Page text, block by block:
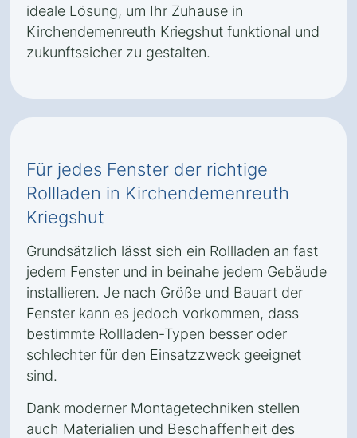
ideale Lösung, um Ihr Zuhause in
Kirchendemenreuth Kriegshut funktional und
zukunftssicher zu gestalten.
Für jedes Fenster der richtige
Rollladen in Kirchendemenreuth
Kriegshut
Grundsätzlich lässt sich ein Rollladen an fast
jedem Fenster und in beinahe jedem Gebäude
installieren. Je nach Größe und Bauart der
Fenster kann es jedoch vorkommen, dass
bestimmte Rollladen-Typen besser oder
schlechter für den Einsatzzweck geeignet
sind.
Dank moderner Montagetechniken stellen
auch Materialien und Beschaffenheit des